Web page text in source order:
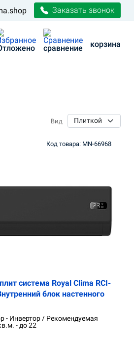
Заказать звонок
сравнение корзина
Вид
Код товара: MN-66968
система Royal Clima RCI-
блок настенного
- Инвертор / Рекомендуемая
- до 22